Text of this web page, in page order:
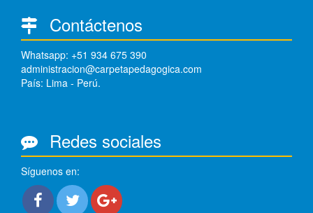
Contáctenos
Whatsapp: +51 934 675 390
administracion@carpetapedagogica.com
País: Lima - Perú.
Redes sociales
Síguenos en: